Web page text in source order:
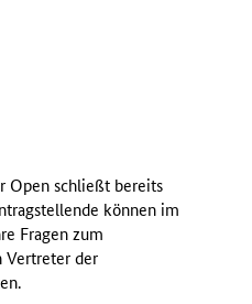
Openschließt bereits
können im
Fragen zum
Vertreter der